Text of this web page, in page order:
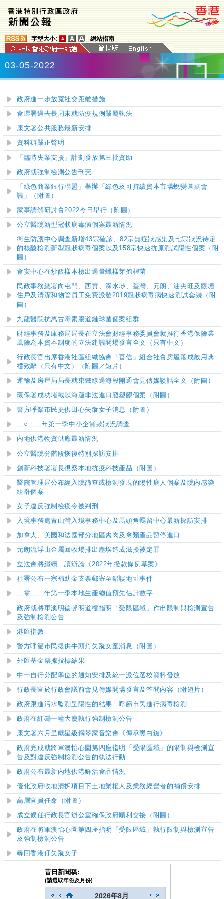
字型大小: 網站指南
03-05-2022
政府進一步放寬社交距離措施
食環署過去長周末就防疫規例嚴厲執法
康文署公共服務最新安排
資科辦嚴正聲明
「臨時失業支援」計劃發放第三批資助
政府就強制檢測公告刊憲
「綠色商業銀行聯盟」舉辦「綠色及可持續資本市場蛻變圓桌會
議」（附圖）
家事調解研討會2022今日舉行（附圖）
公立醫院新型冠狀病毒病個案最新情況
衞生防護中心調查新增43宗確診、82宗無症狀感染及七宗狀況待定
的核酸檢測新型冠狀病毒個案以及158宗快速抗原測試陽性個案（附
圖）
食安中心在炒飯樣本檢出過量蠟樣芽孢桿菌
民政事務總署向屯門、西貢、深水埗、荃灣、元朗、油尖旺及觀塘
住戶及清潔和物管員工免費派發2019冠狀病毒病快速測試套裝（附
圖）
九龍醫院抗萬古霉素腸道鏈球菌個案組群
財經事務及庫務局局長在立法會財經事務委員會就推行香港保險業
風險為本資本制度的立法建議開場發言全文（只有中文）
行政長官出席香港社區組織協會「喜信」組合社會房屋落成啟用典
禮致辭（只有中文）（附圖／短片）
運輸及房屋局局長就東鐵線過海段開通會見傳媒談話全文（附圖）
環保署成功堵截以海運非法進口廢塑膠個案（附圖）
警方呼籲市民提供田心失蹤女子消息（附圖）
二○二二年第一季中小企貸款狀況調查
內地供港物資供應最新情況
公立醫院分階段恢復特別探訪安排
創新科技署署長視察本地抗疫科技產品 （附圖）
醫院管理局公布經入院篩查或檢測發現的陽性病人個案及院內感染
組群個案
女子違反強制檢疫令被判刑
入境事務處青山灣入境事務中心及馬頭角羈留中心最新探訪安排
加拿大、美國和法國部分地區禽肉及禽類產品暫停進口
元朗流浮山金屬回收場排出塵埃造成滋擾被定罪
立法會將繼續二讀辯論《2022年撥款條例草案》
社署公布一宗補助金支票郵寄至錯誤地址事件
二零二二年第一季本地生產總值預先估計數字
政府就將軍澳明德邨明道樓指明「受限區域」作出限制與檢測宣告
及強制檢測公告
港匯指數
警方呼籲市民提供牛頭角失蹤女童消息（附圖）
外匯基金票據投標結果
中一自行分配學位的通知安排及統一派位選校資料發放
行政長官於行政會議前會見傳媒開場發言及答問內容 （附短片）
政府跟進污水監測呈陽性的結果 呼籲市民進行病毒檢測
政府在紅磡一幢大廈執行強制檢測公告
康文署六月呈獻星級鋼琴家音樂會《傳承黑白鍵》
政府完成就將軍澳怡心園第四座指明「受限區域」的限制與檢測宣
告及對違反強制檢測公告的執法行動
政府公布最新內地供港鮮活食品情況
優化政 府收地清拆項 目 下土地業權人及業務經營者的補償安排
高層官員任命（附圖）
成立候任行政長官辦公室確保政府順利交接（附圖）
政府在將軍澳怡心園第四座指明「受限區域」執行限制與檢測宣告
及強制檢測公告
尋回香港仔失蹤女子
昔日新聞稿:
(請選取年份及月份)
2026年8月